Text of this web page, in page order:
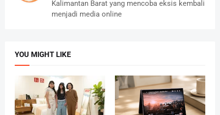
Kalimantan Barat yang mencoba eksis kembali
menjadi media online
YOU MIGHT LIKE